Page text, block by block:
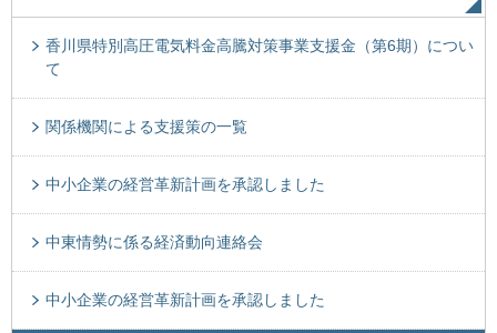
香川県特別高圧電気料金高騰対策事業支援金（第6期）につい
て
関係機関による支援策の一覧
中小企業の経営革新計画を承認しました
中東情勢に係る経済動向連絡会
中小企業の経営革新計画を承認しました